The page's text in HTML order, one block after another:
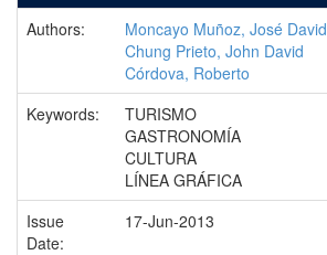
Authors:
Moncayo Muñoz, José David
Chung Prieto, John David
Córdova, Roberto
Keywords:
TURISMO
GASTRONOMÍA
CULTURA
LÍNEA GRÁFICA
Issue
Date:
17-Jun-2013